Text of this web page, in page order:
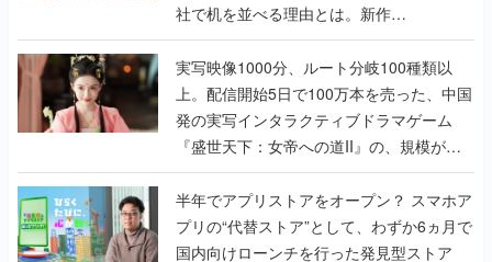
社で机を並べる理由とは。新作
『TATSUJIN EXTREME』で初タッグを組
んだレジェンド2人に訊く開発秘話
実写映像1000分、ルート分岐100種類以
上。配信開始5日で100万本を売った、中国
発の実写インタラクティブドラマゲーム
『盛世天下：女帝への道II』の、規模が違
うこだわりをプロデューサーに聞いた
半年でアプリストアをオープン？ スマホア
プリの“代替ストア”として、わずか6ヵ月で
国内向けローンチを行った発見型ストア